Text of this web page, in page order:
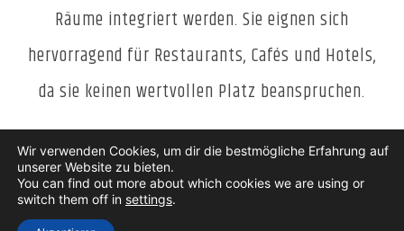
Räume integriert werden. Sie eignen sich
hervorragend für Restaurants, Cafés und Hotels,
da sie keinen wertvollen Platz beanspruchen.
Wir verwenden Cookies, um dir die bestmögliche Erfahrung auf
unserer Website zu bieten.
You can find out more about which cookies we are using or
switch them off in settings.